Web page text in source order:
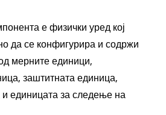
е физички уред кој
да се конфигурира и содржи
мерните единици,
заштитната единица,
единицата за следење на